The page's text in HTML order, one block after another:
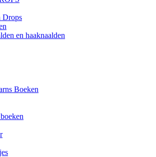
Drops
en haaknaalden
Boeken